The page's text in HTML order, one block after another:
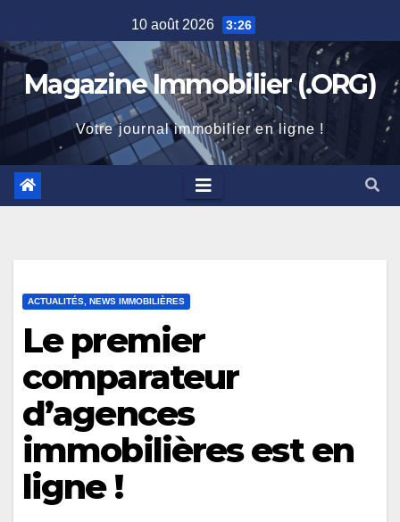
to
content
10 août 2026 3:26
Magazine Immobilier (.ORG)
Votre journal immobilier en ligne !
ACTUALITÉS, NEWS IMMOBILIÈRES
Le premier
comparateur
d’agences
immobilières est en
ligne !